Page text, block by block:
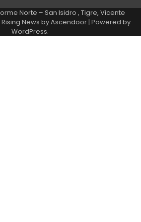
Norte – San Isidro , Tigre, Vicente
Rising News byAscendoor| Powered by
WordPress.